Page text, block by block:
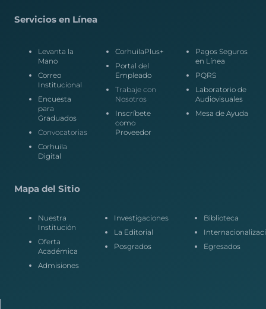
Servicios en Línea
Levanta la
Mano
Correo
Institucional
Encuesta
para
Graduados
Convocatorias
Corhuila
Digital
CorhuilaPlus+
Portal del
Empleado
Trabaje con
Nosotros
Inscríbete
como
Proveedor
Pagos Seguros
en Línea
PQRS
Laboratorio de
Audiovisuales
Mesa de Ayuda
Mapa del Sitio
Nuestra
Institución
Oferta
Académica
Admisiones
Investigaciones
La Editorial
Posgrados
Biblioteca
Egresados